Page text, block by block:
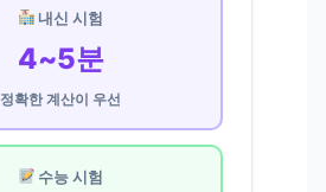
내신 시험
4~5분
정확한 계산이 우선
수능 시험